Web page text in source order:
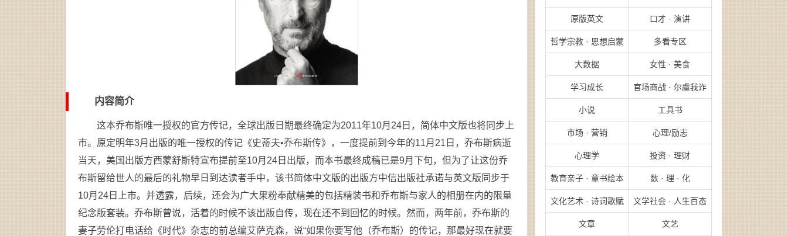
内容简介
这本乔布斯唯一授权的官方传记，全球出版日期最终确定为2011年10月24日，简体中文版也将同步上
市。原定明年3月出版的唯一授权的传记《史蒂夫•乔布斯传》，一度提前到今年的11月21日，乔布斯病逝
当天，美国出版方西蒙舒斯特宣布提前至10月24日出版，而本书最终成稿已是9月下旬，但为了让这份乔
布斯留给世人的最后的礼物早日到达读者手中，该书简体中文版的出版方中信出版社承诺与英文版同步于
10月24日上市。并透露，后续，还会为广大果粉奉献精美的包括精装书和乔布斯与家人的相册在内的限量
纪念版套装。乔布斯曾说，活着的时候不该出版自传，现在还不到回忆的时候。然而，两年前，乔布斯的
妻子劳伦打电话给《时代》杂志的前总编艾萨克森，说“如果你要写他（乔布斯）的传记，那最好现在就要
原版英文 口才 · 演讲
哲学宗教 · 思想启蒙 多看专区
大数据 女性 · 美食
学习成长 官场商战 · 尔虞我诈
小说 工具书
市场 · 营销 心理/励志
心理学 投资 · 理财
教育亲子 · 童书绘本 数 · 理 · 化
文化艺术 · 诗词歌赋 文学社会 · 人生百态
文章 文艺